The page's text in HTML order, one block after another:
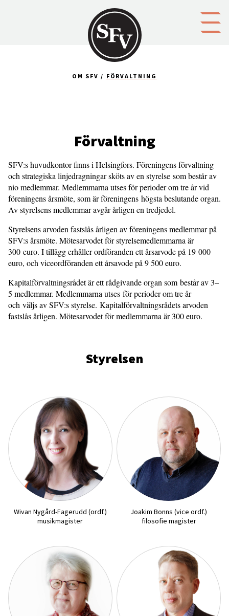
OM SFV FÖRVALTNING
Förvaltning
SFV:s huvudkontor finns i Helsingfors. Föreningens förvaltning
och strategiska linjedragningar sköts av en styrelse som består av
nio medlemmar. Medlemmarna utses för perioder om tre år vid
föreningens årsmöte, som är föreningens högsta beslutande organ.
Av styrelsens medlemmar avgår årligen en tredjedel.
Styrelsens arvoden fastslås årligen av föreningens medlemmar på
SFV:s årsmöte. Mötesarvodet för styrelsemedlemmarna är
300 euro. I tillägg erhåller ordföranden ett årsarvode på 19 000
euro, och viceordföranden ett årsavode på 9 500 euro.
Kapitalförvaltningsrådet är ett rådgivande organ som består av 3–
5 medlemmar. Medlemmarna utses för perioder om tre år
och väljs av SFV:s styrelse. Kapitalförvaltningsrådets arvoden
fastslås årligen. Mötesarvodet för medlemmarna är 300 euro.
Styrelsen
Wivan Nygård-Fagerudd (ordf.)
musikmagister
Joakim Bonns (vice ordf.)
filosofie magister